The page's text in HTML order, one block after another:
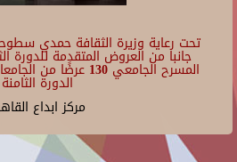
تحت رعاية وزيرة الثقافة حمدي
جانبا من العروض المتقدمة للدورة
المسرح الجامعي 130
الدورة الثامنة
مركز ابداع